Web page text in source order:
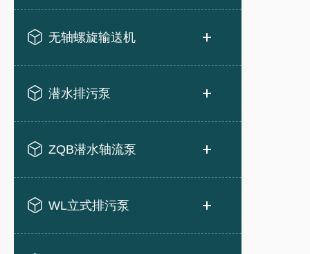
无轴螺旋输送机
潜水排污泵
ZQB潜水轴流泵
WL立式排污泵